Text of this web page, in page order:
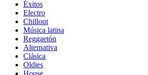
Éxitos
Electro
Chillout
Música latina
Reggaetón
Alternativa
Clásica
Oldies